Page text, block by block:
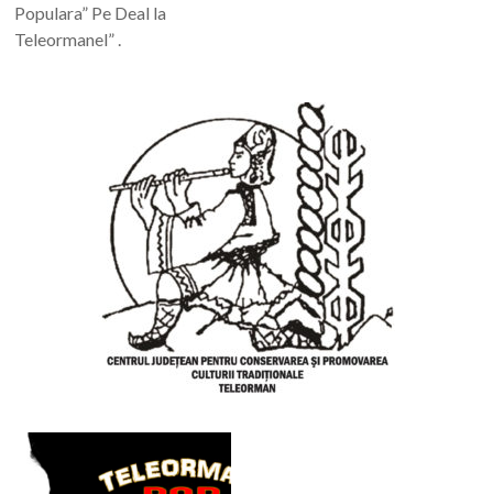
Populara” Pe Deal la
Teleormanel” .